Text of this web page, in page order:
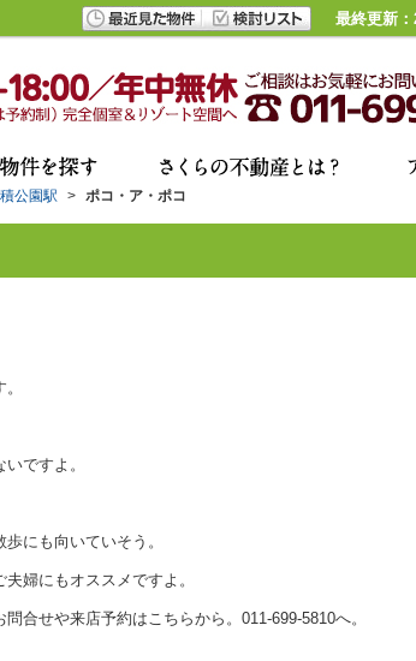
最終更新：
公園駅 > ポコ・ア・ポコ
ですよ。
にも向いていそう。
婦にもオススメですよ。
合せや来店予約はこちらから。011-699-5810へ。